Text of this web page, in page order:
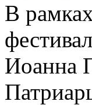
В
Иоанна